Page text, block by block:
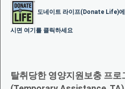
도네이트 라이프(Donate Life)
시면 여기를 클릭하세요
탈취당한 영양지원보충 프로